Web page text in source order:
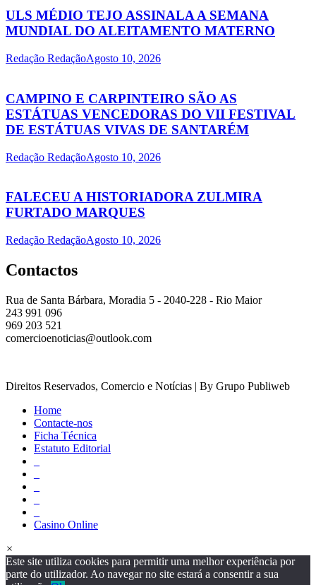
ULS MÉDIO TEJO ASSINALA A SEMANA
MUNDIAL DO ALEITAMENTO MATERNO
Redação RedaçãoAgosto 10, 2026
CAMPINO E CARPINTEIRO SÃO AS
ESTÁTUAS VENCEDORAS DO VII FESTIVAL
DE ESTÁTUAS VIVAS DE SANTARÉM
Redação RedaçãoAgosto 10, 2026
FALECEU A HISTORIADORA ZULMIRA
FURTADO MARQUES
Redação RedaçãoAgosto 10, 2026
Contactos
Rua de Santa Bárbara, Moradia 5 - 2040-228 - Rio Maior
243 991 096
969 203 521
comercioenoticias@outlook.com
Direitos Reservados, Comercio e Notícias | By Grupo Publiweb
Home
Contacte-nos
Ficha Técnica
Estatuto Editorial
Casino Online
×
Este site utiliza cookies para permitir uma melhor experiência por
parte do utilizador. Ao navegar no site estará a consentir a sua